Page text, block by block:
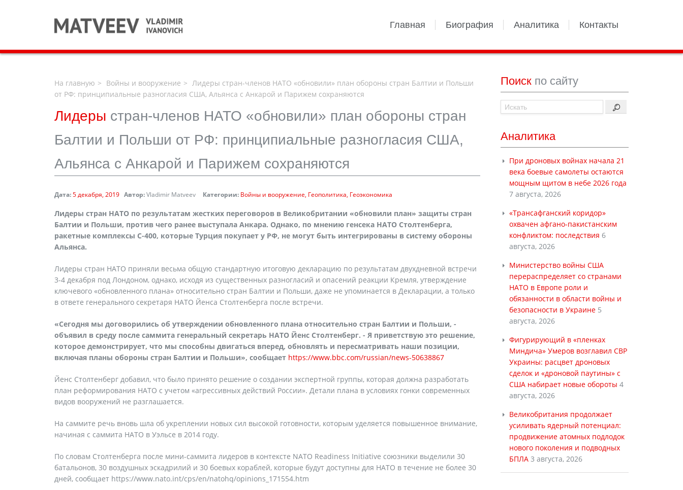
Главная Биография Аналитика Контакты
На главную Войны и вооружение
Лидеры стран-членов НАТО «обновили» план обороны стран Балтии и Польши
от РФ: принципиальные разногласия США, Альянса с Анкарой и Парижем сохраняются
Лидеры стран-членов НАТО «обновили» план обороны стран
Балтии и Польши от РФ: принципиальные разногласия США,
Альянса с Анкарой и Парижем сохраняются
Дата:5 декабря, 2019 Автор:Vladimir Matveev Категории: Войны и вооружение Геополитика Геоэкономика
Лидеры стран НАТО по результатам жестких переговоров в Великобритании «обновили план» защиты стран
Балтии и Польши, против чего ранее выступала Анкара. Однако, по мнению генсека НАТО Столтенберга,
ракетные комплексы С-400, которые Турция покупает у РФ, не могут быть интегрированы в систему обороны
Альянса.
Лидеры стран НАТО приняли весьма общую стандартную итоговую декларацию по результатам двухдневной встречи
3-4 декабря под Лондоном, однако, исходя из существенных разногласий и опасений реакции Кремля, утверждение
ключевого «обновленного плана» относительно стран Балтии и Польши, даже не упоминается в Декларации, а только
в ответе генерального секретаря НАТО Йенса Столтенберга после встречи.
«Сегодня мы договорились об утверждении обновленного плана относительно стран Балтии и Польши, -
объявил в среду после саммита генеральный секретарь НАТО Йенс Столтенберг. - Я приветствую это решение,
которое демонстрирует, что мы способны двигаться вперед, обновлять и пересматривать наши позиции,
включая планы обороны стран Балтии и Польши», сообщает https://www.bbc.com/russian/news-50638867
Йенс Столтенберг добавил, что было принято решение о создании экспертной группы, которая должна разработать
план реформирования НАТО с учетом «агрессивных действий России». Детали плана в условиях гонки современных
видов вооружений не разглашается.
На саммите речь вновь шла об укреплении новых сил высокой готовности, которым уделяется повышенное внимание,
начиная с саммита НАТО в Уэльсе в 2014 году.
По словам Столтенберга после мини-саммита лидеров в контексте NATO Readiness Initiative союзники выделили 30
батальонов, 30 воздушных эскадрилий и 30 боевых кораблей, которые будут доступны для НАТО в течение не более 30
дней, сообщает https://www.nato.int/cps/en/natohq/opinions_171554.htm
Поиск по сайту
Аналитика
При дроновых войнах начала 21
века боевые самолеты остаются
мощным щитом в небе 2026 года
7 августа, 2026
«Трансафганский коридор»
охвачен афгано-пакистанским
конфликтом: последствия 6
августа, 2026
Министерство войны США
перераспределяет со странами
НАТО в Европе роли и
обязанности в области войны и
безопасности в Украине 5
августа, 2026
Фигурирующий в «пленках
Миндича» Умеров возглавил СВР
Украины: расцвет дроновых
сделок и «дроновой паутины» с
США набирает новые обороты 4
августа, 2026
Великобритания продолжает
усиливать ядерный потенциал:
продвижение атомных подлодок
нового поколения и подводных
БПЛА 3 августа, 2026